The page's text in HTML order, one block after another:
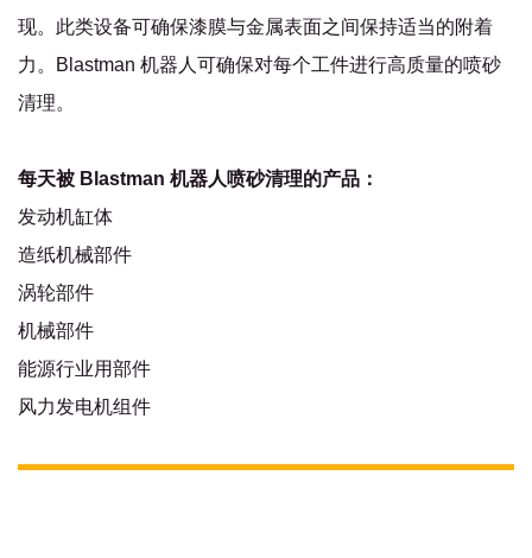
现。此类设备可确保漆膜与金属表面之间保持适当的附着
力。Blastman 机器人可确保对每个工件进行高质量的喷砂
清理。
每天被 Blastman 机器人喷砂清理的产品：
发动机缸体
造纸机械部件
涡轮部件
机械部件
能源行业用部件
风力发电机组件